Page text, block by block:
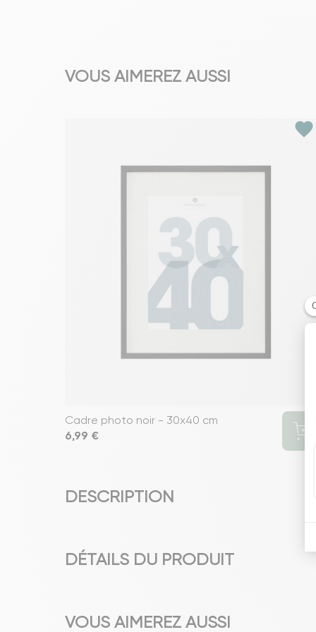
VOUS AIMEREZ AUSSI
favorite
Cadre photo noir - 30x40 cm
Prix
6,99 €
DESCRIPTION
DÉTAILS DU PRODUIT
VOUS AIMEREZ AUSSI